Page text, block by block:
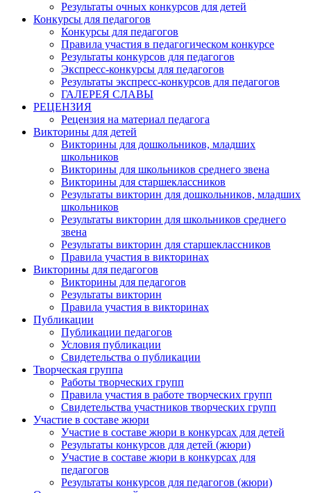
Результаты очных конкурсов для детей
Конкурсы для педагогов
Конкурсы для педагогов
Правила участия в педагогическом конкурсе
Результаты конкурсов для педагогов
Экспресс-конкурсы для педагогов
Результаты экспресс-конкурсов для педагогов
ГАЛЕРЕЯ СЛАВЫ
РЕЦЕНЗИЯ
Рецензия на материал педагога
Викторины для детей
Викторины для дошкольников, младших
школьников
Викторины для школьников среднего звена
Викторины для старшеклассников
Результаты викторин для дошкольников, младших
школьников
Результаты викторин для школьников среднего
звена
Результаты викторин для старшеклассников
Правила участия в викторинах
Викторины для педагогов
Викторины для педагогов
Результаты викторин
Правила участия в викторинах
Публикации
Публикации педагогов
Условия публикации
Свидетельства о публикации
Творческая группа
Работы творческих групп
Правила участия в работе творческих групп
Свидетельства участников творческих групп
Участие в составе жюри
Участие в составе жюри в конкурсах для детей
Результаты конкурсов для детей (жюри)
Участие в составе жюри в конкурсах для
педагогов
Результаты конкурсов для педагогов (жюри)